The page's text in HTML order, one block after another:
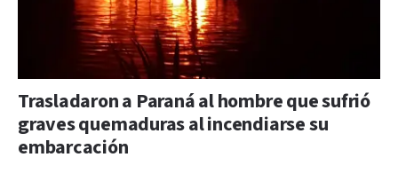
Trasladaron a Paraná al hombre que sufrió
graves quemaduras al incendiarse su
embarcación